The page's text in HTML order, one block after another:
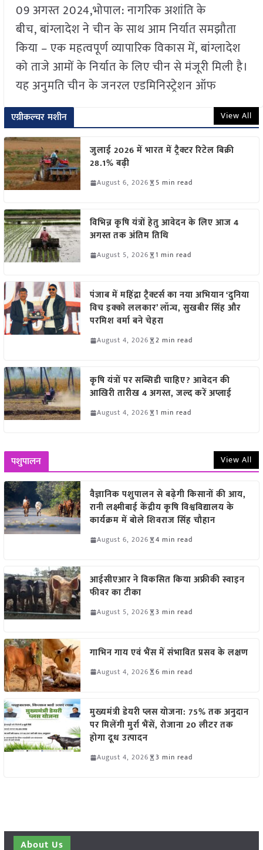
09 अगस्त 2024,भोपाल: नागरिक अशांति के
बीच, बांग्लादेश ने चीन के साथ आम निर्यात समझौता
किया – एक महत्वपूर्ण व्यापारिक विकास में, बांग्लादेश
को ताजे आमों के निर्यात के लिए चीन से मंजूरी मिली है।
यह अनुमति चीन के जनरल एडमिनिस्ट्रेशन ऑफ
एग्रीकल्चर मशीन View All
जुलाई 2026 में भारत में ट्रैक्टर रिटेल बिक्री
28.1% बढ़ी
August 6, 2026 5 min read
विभिन्न कृषि यंत्रों हेतु आवेदन के लिए आज 4
अगस्त तक अंतिम तिथि
August 5, 2026 1 min read
पंजाब में महिंद्रा ट्रैक्टर्स का नया अभियान ‘दुनिया
विच इक्को ललकार’ लॉन्च, सुखबीर सिंह और
परमिश वर्मा बने चेहरा
August 4, 2026 2 min read
कृषि यंत्रों पर सब्सिडी चाहिए? आवेदन की
आखिरी तारीख 4 अगस्त, जल्द करें अप्लाई
August 4, 2026 1 min read
पशुपालन View All
वैज्ञानिक पशुपालन से बढ़ेगी किसानों की आय,
रानी लक्ष्मीबाई केंद्रीय कृषि विश्वविद्यालय के
कार्यक्रम में बोले शिवराज सिंह चौहान
August 6, 2026 4 min read
आईसीएआर ने विकसित किया अफ्रीकी स्वाइन
फीवर का टीका
August 5, 2026 3 min read
गाभिन गाय एवं भैंस में संभावित प्रसव के लक्षण
August 4, 2026 6 min read
मुख्यमंत्री डेयरी प्लस योजना: 75% तक अनुदान
पर मिलेंगी मुर्रा भैंसें, रोजाना 20 लीटर तक
होगा दूध उत्पादन
August 4, 2026 3 min read
About Us